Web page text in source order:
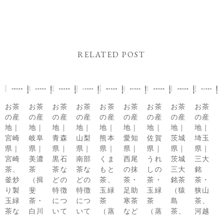
RELATED POST
お茶
の産
地｜
宮崎
県｜
宮崎
茶、
釜炒
り製
玉緑
茶な
お茶
の産
地｜
岐阜
県｜
美濃
茶
（揖
斐
茶・
白川
お茶
の産
地｜
青森
県｜
黒石
茶な
どの
特徴
につ
いて
お茶
の産
地｜
山梨
県｜
南部
茶な
どの
特徴
につ
いて
お茶
の産
地｜
熊本
県｜
くま
もと
茶、
玉緑
茶
（蒸
お茶
の産
地｜
愛知
県｜
西尾
の抹
茶・
足助
寒茶
など
お茶
の産
地｜
佐賀
県｜
うれ
しの
茶・
玉緑
茶
（蒸
お茶
の産
地｜
茨城
県｜
茨城
三大
銘茶
（猿
島
茶、
お茶
の産
地｜
埼玉
県｜
三大
銘
茶・
狭山
茶、
河越